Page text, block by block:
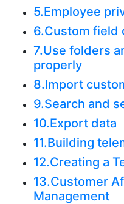
5.Employee
6.Custom field
7.Use folders
properly
8.Import
9.Search and
10.Export data
11.Building
12.Creating a
13.Customer
Management